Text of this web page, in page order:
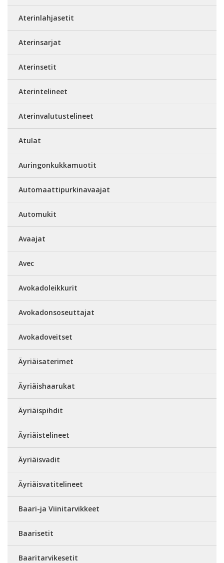
Aterinlahjasetit
Aterinsarjat
Aterinsetit
Aterintelineet
Aterinvalutustelineet
Atulat
Auringonkukkamuotit
Automaattipurkinavaajat
Automukit
Avaajat
Avec
Avokadoleikkurit
Avokadonsoseuttajat
Avokadoveitset
Äyriäisaterimet
Äyriäishaarukat
Äyriäispihdit
Äyriäistelineet
Äyriäisvadit
Äyriäisvatitelineet
Baari-ja Viinitarvikkeet
Baarisetit
Baaritarvikesetit